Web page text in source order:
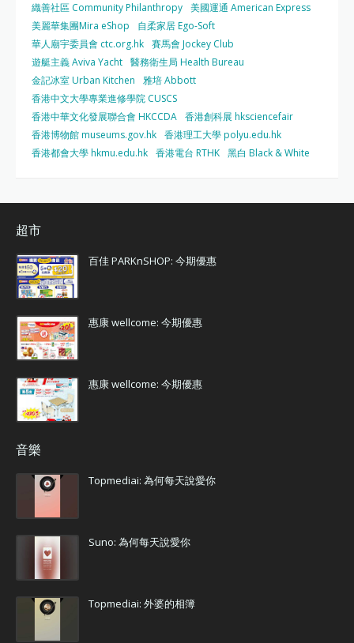
織善社區 Community Philanthropy 美國運通 American Express
美麗華集團Mira eShop
自柔家居 Ego-Soft
華人廟宇委員會 ctc.org.hk 賽馬會 Jockey Club
遊艇主義 Aviva Yacht 醫務衛生局 Health Bureau
金記冰室 Urban Kitchen
雅培 Abbott
香港中文大學專業進修學院 CUSCS
香港中華文化發展聯合會 HKCCDA 香港創科展 hksciencefair
香港博物館 museums.gov.hk 香港理工大學 polyu.edu.hk
香港都會大學 hkmu.edu.hk 香港電台 RTHK 黑白 Black & White
超市
百佳 PARKnSHOP: 今期優惠
惠康 wellcome: 今期優惠
惠康 wellcome: 今期優惠
音樂
Topmediai: 為何每天說愛你
Suno: 為何每天說愛你
Topmediai: 外婆的相簿